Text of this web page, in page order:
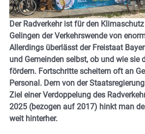
Der Radverkehr ist für den
Gelingen der Verkehrswende von
Allerdings überlässt der Freistaat
und Gemeinden selbst, ob und wie sie
fördern. Fortschritte scheitern oft an
Personal. Dem von der
Ziel einer Verdoppelung des
2025 (bezogen auf 2017) hinkt man
weit hinterher.